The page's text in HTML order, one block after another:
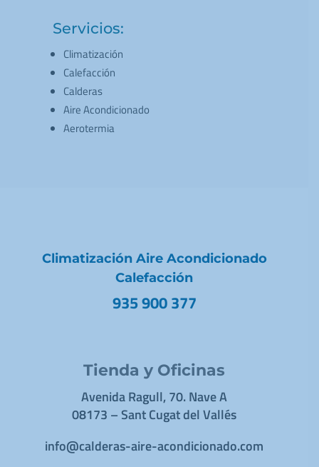
Servicios:
Climatización
Calefacción
Calderas
Aire Acondicionado
Aerotermia
Climatización Aire Acondicionado
Calefacción
935 900 377
Tienda y Oficinas
Avenida Ragull, 70. Nave A
08173 – Sant Cugat del Vallés
info@calderas-aire-acondicionado.com